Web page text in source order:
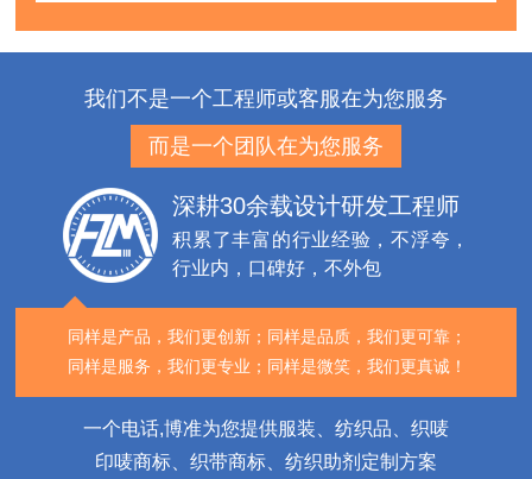
我们不是一个工程师或客服在为您服务
而是一个团队在为您服务
深耕30余载设计研发工程师
积累了丰富的行业经验，不浮夸，
行业内，口碑好，不外包
同样是产品，我们更创新； 同样是品质，我们更可靠；
同样是服务，我们更专业； 同样是微笑，我们更真诚！
一个电话,博准为您提供服装、纺织品、织唛
印唛商标、织带商标、纺织助剂定制方案